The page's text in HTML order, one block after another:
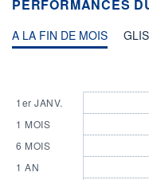
PERFORMANCES
A LA FIN DE MOIS
1er JANV.
1 MOIS
6 MOIS
1 AN